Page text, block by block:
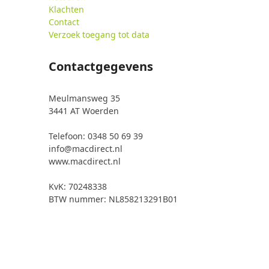
Klachten
Contact
Verzoek toegang tot data
Contactgegevens
Meulmansweg 35
3441 AT Woerden
Telefoon: 0348 50 69 39
info@macdirect.nl
www.macdirect.nl
KvK: 70248338
BTW nummer: NL858213291B01